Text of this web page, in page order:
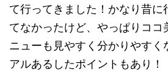
て行ってきました！かなり昔に
てなかったけど、やっぱりコ
ニューも見やすく分かりやすく
アルあるしたポイントもあり！